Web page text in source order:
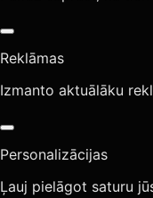
Reklāmas
Izmanto aktuālāku
Personalizācijas
Ļauj pielāgot saturu